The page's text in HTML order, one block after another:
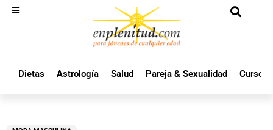
Dietas Astrología Salud Pareja & Sexualidad Cursos